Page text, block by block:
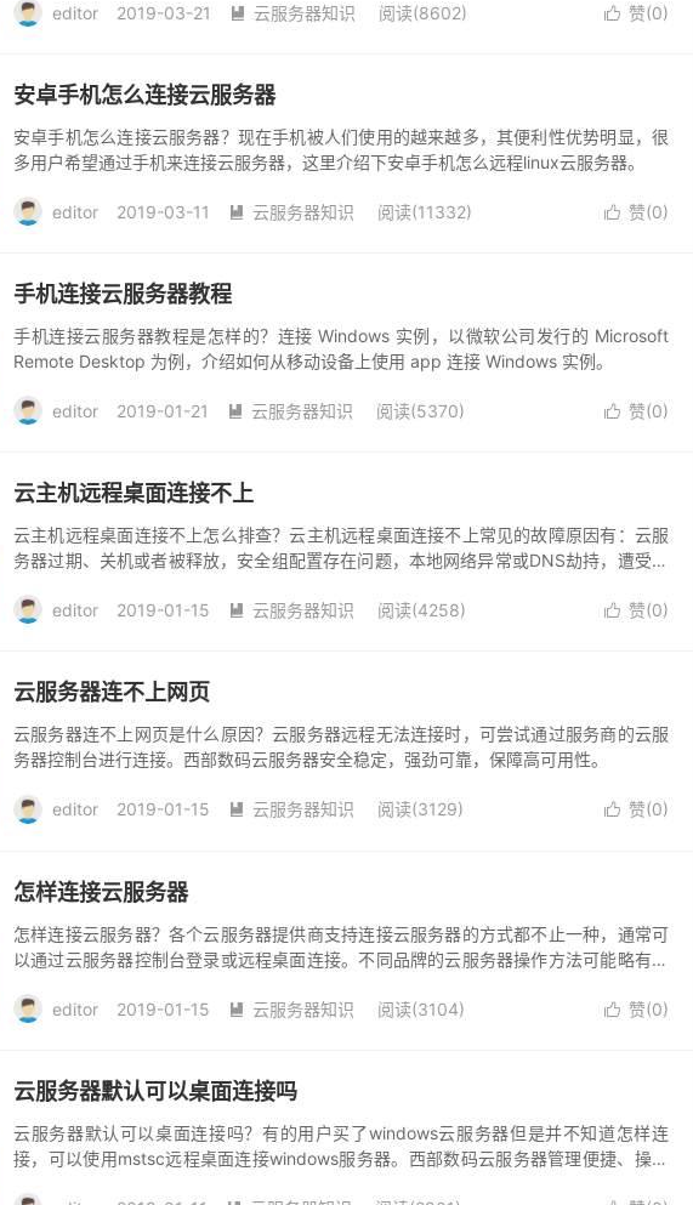
客户端程序）。
editor 2019-03-21  云服务器知识 阅读(8602)  赞(0)
安卓手机怎么连接云服务器
安卓手机怎么连接云服务器？现在手机被人们使用的越来越多，其便利性优势明显，很
多用户希望通过手机来连接云服务器，这里介绍下安卓手机怎么远程linux云服务器。
editor 2019-03-11  云服务器知识 阅读(11332)  赞(0)
手机连接云服务器教程
手机连接云服务器教程是怎样的？连接 Windows 实例，以微软公司发行的 Microsoft
Remote Desktop 为例，介绍如何从移动设备上使用 app 连接 Windows 实例。
editor 2019-01-21  云服务器知识 阅读(5370)  赞(0)
云主机远程桌面连接不上
云主机远程桌面连接不上怎么排查？云主机远程桌面连接不上常见的故障原因有：云服
务器过期、关机或者被释放，安全组配置存在问题，本地网络异常或DNS劫持，遭受了
editor
2019-01-15  云服务器知识 阅读(4258)  赞(0)
云服务器连不上网页
云服务器连不上网页是什么原因？云服务器远程无法连接时，可尝试通过服务商的云服
务器控制台进行连接。西部数码云服务器安全稳定，强劲可靠，保障高可用性。
editor 2019-01-15  云服务器知识 阅读(3129)  赞(0)
怎样连接云服务器
怎样连接云服务器？各个云服务器提供商支持连接云服务器的方式都不止一种，通常可
以通过云服务器控制台登录或远程桌面连接。不同品牌的云服务器操作方法可能略有不
editor
2019-01-15  云服务器知识 阅读(3104)  赞(0)
云服务器默认可以桌面连接吗
云服务器默认可以桌面连接吗？有的用户买了windows云服务器但是并不知道怎样连
接，可以使用mstsc远程桌面连接windows服务器。西部数码云服务器管理便捷、操作